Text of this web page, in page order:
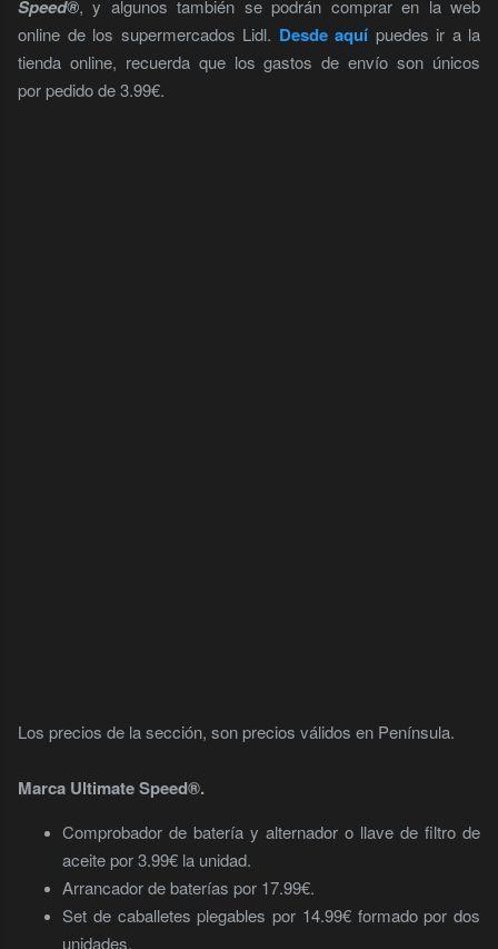
Speed®, y algunos también se podrán comprar en la web
online de los supermercados Lidl. Desde aquí puedes ir a la
tienda online, recuerda que los gastos de envío son únicos
por pedido de 3.99€.
Los precios de la sección, son precios válidos en Península.
Marca Ultimate Speed®.
Comprobador de batería y alternador o llave de filtro de
aceite por 3.99€ la unidad.
Arrancador de baterías por 17.99€.
Set de caballetes plegables por 14.99€ formado por dos
unidades.